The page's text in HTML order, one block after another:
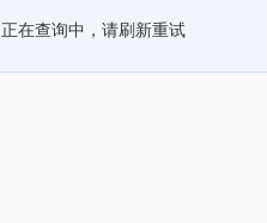
正在查询中，请刷新重试